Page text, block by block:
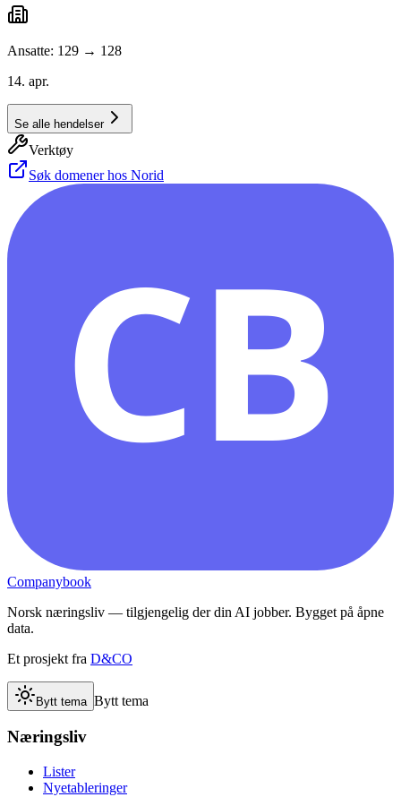
Ansatte: 129 → 128
14. apr.
Se alle hendelser
Verktøy
Søk domener hos Norid
CB
Companybook
Norsk næringsliv — tilgjengelig der din AI jobber. Bygget på åpne
data.
Et prosjekt fra D&CO
Bytt tema Bytt tema
Næringsliv
Lister
Nyetableringer